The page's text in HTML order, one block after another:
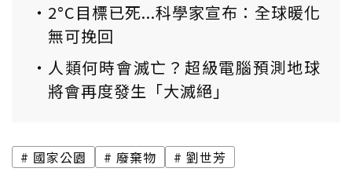
2°C目標已死...科學家宣布：全球暖化
無可挽回
人類何時會滅亡？超級電腦預測地球
將會再度發生「大滅絕」
國家公園 廢棄物 劉世芳